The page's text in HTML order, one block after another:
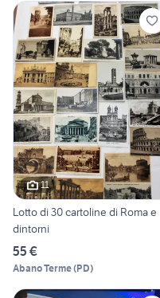
11
Lotto di 30 cartoline di Roma e
dintorni
55 €
Abano Terme(PD)